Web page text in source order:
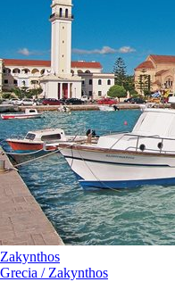
Zakynthos
Grecia / Zakynthos